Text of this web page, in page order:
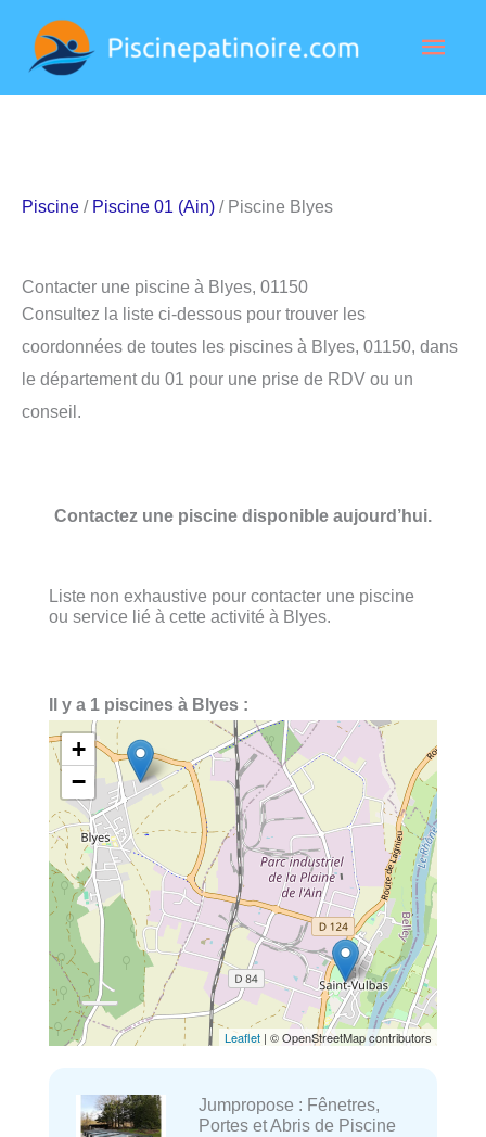
contenu
Piscine / Piscine 01 (Ain) / Piscine Blyes
Contacter une piscine à Blyes, 01150
Consultez la liste ci-dessous pour trouver les
coordonnées de toutes les piscines à Blyes, 01150, dans
le département du 01 pour une prise de RDV ou un
conseil.
Contactez une piscine disponible aujourd’hui.
Liste non exhaustive pour contacter une piscine
ou service lié à cette activité à Blyes.
Il y a 1 piscines à Blyes :
+
−
Leaflet | © OpenStreetMap contributors
Jumpropose : Fênetres,
Portes et Abris de Piscine